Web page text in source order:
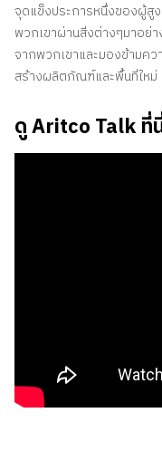
จุดแข็งประการหนึ่งของผู้สู
พวกเขาผ่านสิ่งต่างๆมาอย่
จากพวกเขาและมองข้ามค
สร้างผลิตภัณฑ์และพื้นที่ใหม่
ดู Aritco Talk ที่